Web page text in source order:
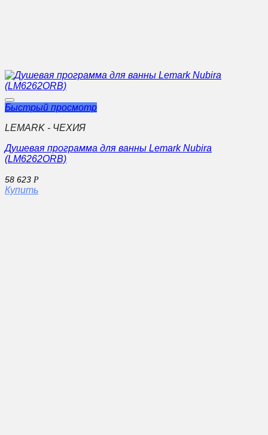
Быстрый просмотр
LEMARK - ЧЕХИЯ
Душевая программа для ванны Lemark Nubira
(LM6262ORB)
58 623 Р
Купить